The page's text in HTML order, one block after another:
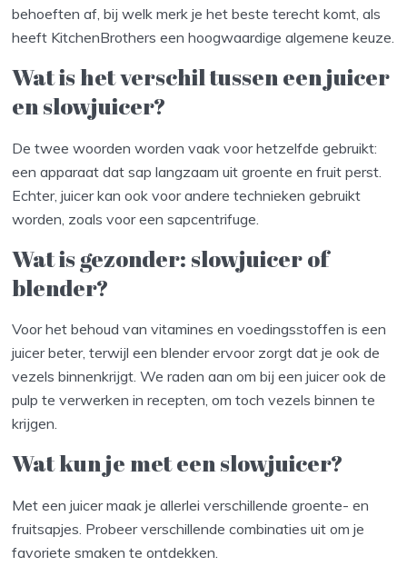
behoeften af, bij welk merk je het beste terecht komt, als
heeft KitchenBrothers een hoogwaardige algemene keuze.
Wat is het verschil tussen een juicer
en slowjuicer?
De twee woorden worden vaak voor hetzelfde gebruikt:
een apparaat dat sap langzaam uit groente en fruit perst.
Echter, juicer kan ook voor andere technieken gebruikt
worden, zoals voor een sapcentrifuge.
Wat is gezonder: slowjuicer of
blender?
Voor het behoud van vitamines en voedingsstoffen is een
juicer beter, terwijl een blender ervoor zorgt dat je ook de
vezels binnenkrijgt. We raden aan om bij een juicer ook de
pulp te verwerken in recepten, om toch vezels binnen te
krijgen.
Wat kun je met een slowjuicer?
Met een juicer maak je allerlei verschillende groente- en
fruitsapjes. Probeer verschillende combinaties uit om je
favoriete smaken te ontdekken.